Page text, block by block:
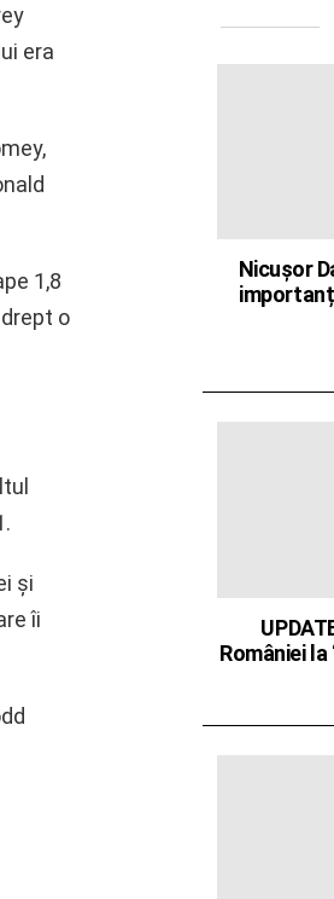
era
1,8
o
şi
îi
Nicușor
României la